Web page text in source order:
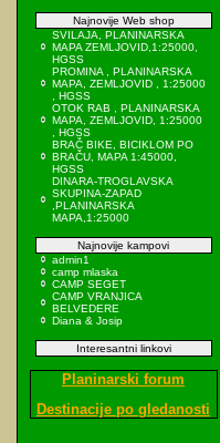
Najnovije Web shop
SVILAJA, PLANINARSKA
MAPA ZEMLJOVID,1:25000,
HGSS
PROMINA , PLANINARSKA
MAPA, ZEMLJOVID , 1:25000
, HGSS
OTOK RAB , PLANINARSKA
MAPA, ZEMLJOVID, 1:25000
, HGSS
BRAČ BIKE, BICIKLOM PO
BRAČU, MAPA 1:45000,
HGSS
DINARA-TROGLAVSKA
SKUPINA-ZAPAD
,PLANINARSKA
MAPA,1:25000
Najnovije kampovi
admin1
camp mlaska
CAMP SEGET
CAMP VRANJICA
BELVEDERE
Diana & Josip
Interesantni linkovi
Planinarski forum
Destinacije po gledanosti